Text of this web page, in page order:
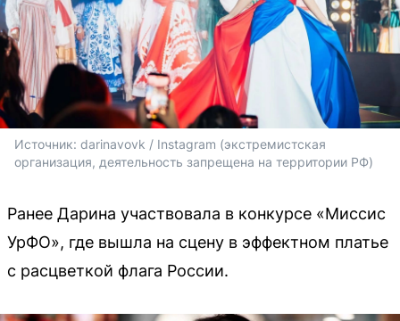
Источник: darinavovk / Instagram (экстремистская
организация, деятельность запрещена на территории РФ)
Ранее Дарина участвовала в конкурсе «Миссис
УрФО», где вышла на сцену в эффектном платье
с расцветкой флага России.